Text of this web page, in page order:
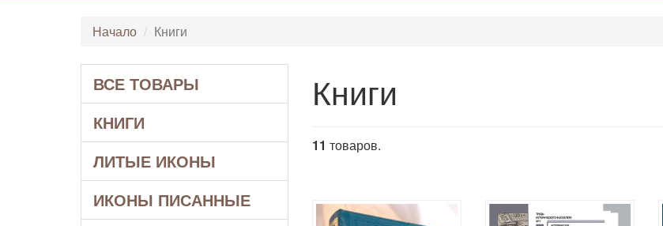
Начало Книги
ВСЕ ТОВАРЫ
КНИГИ
ЛИТЫЕ ИКОНЫ
ИКОНЫ ПИСАННЫЕ
Книги
11 товаров.